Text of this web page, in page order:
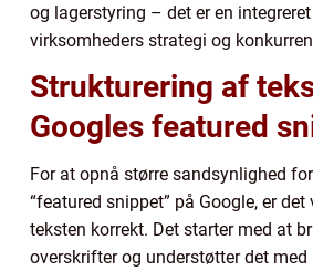
og lagerstyring – det er en
virksomheders strategi og
Strukturering af
Googles featured
For at opnå større sandsynlighed
“featured snippet” på Google, er
teksten korrekt. Det starter med at
overskrifter og understøtter det